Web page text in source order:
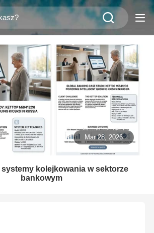
Mar 28, 2026
systemy kolejkowania w sektorze
bankowym